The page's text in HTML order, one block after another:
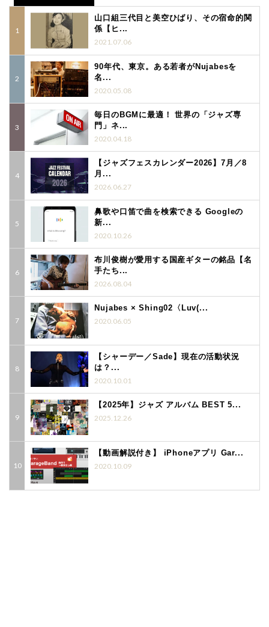
山口組三代目と美空ひばり、その宿命的関
係【ヒ...
2021.07.06
90年代、東京。ある若者がNujabesを
名...
2020.05.08
毎日のBGMに最適！ 世界の「ジャズ専
門」ネ...
2020.04.18
【ジャズフェスカレンダー2026】7月／8
月...
2026.06.27
鼻歌や口笛で曲を検索できる Googleの
新...
2020.10.26
布川俊樹が愛用する国産ギターの銘品【名
手たち...
2026.08.04
Nujabes × Shing02〈Luv(...
2020.06.05
【シャーデー／Sade】現在の活動状況
は？...
2020.10.01
【2025年】ジャズ アルバム BEST 5...
2025.12.26
【動画解説付き】 iPhoneアプリ Gar...
2020.10.09